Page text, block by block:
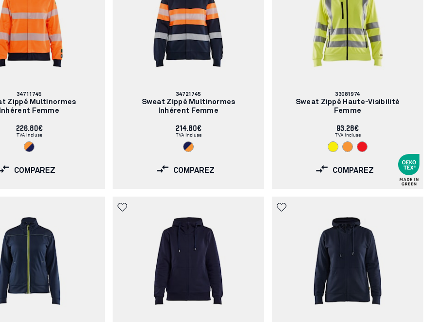
Numéro
d'article:
34711745
Zippé Multinormes
Inhérent Femme
226.80€
TVA incluse
COMPAREZ
Numéro
d'article:
34721745
Sweat Zippé Multinormes
Inhérent Femme
214.80€
TVA incluse
COMPAREZ
Numéro
d'article:
33081974
Sweat Zippé Haute-Visibilité
Femme
93.28€
TVA incluse
COMPAREZ